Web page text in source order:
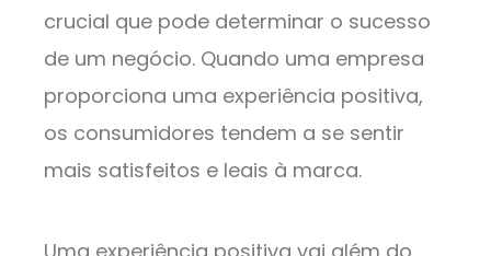
crucial que pode determinar o sucesso
de um negócio. Quando uma empresa
proporciona uma experiência positiva,
os consumidores tendem a se sentir
mais satisfeitos e leais à marca.